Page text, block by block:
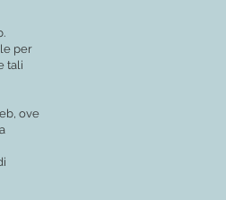
per
tali
ove